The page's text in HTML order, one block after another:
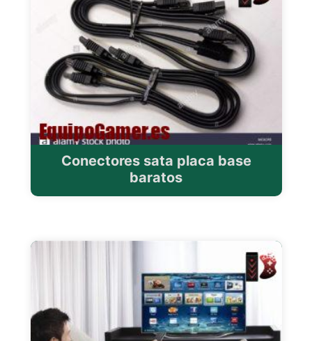
Conectores sata placa base
baratos